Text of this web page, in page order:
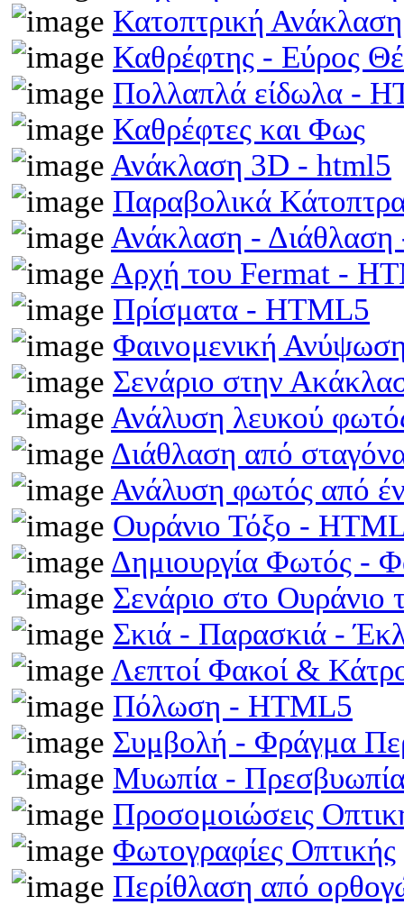
Κατοπτρική
Καθρέφτης - Εύρος
Πολλαπλά είδωλα -
Καθρέφτες και Φως
Ανάκλαση 3D - html5
Παραβολικά
Ανάκλαση -
Αρχή του Fermat -
Πρίσματα - HTML5
Φαινομενική
Σενάριο στην
Ανάλυση λευκού
Διάθλαση από
Ανάλυση φωτός από
Ουράνιο Τόξο -
Δημιουργία Φωτός -
Σενάριο στο Ουράνιο
Σκιά - Παρασκιά -
Λεπτοί Φακοί &
Πόλωση - HTML5
Συμβολή - Φράγμα
Μυωπία -
Προσομοιώσεις
Φωτογραφίες Οπτικής
Περίθλαση από